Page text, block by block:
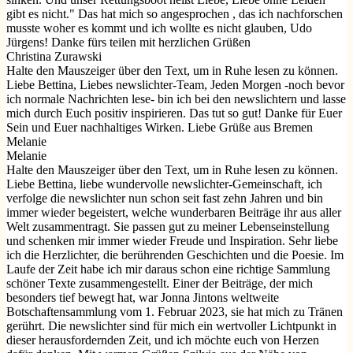
gibt es nicht." Das hat mich so angesprochen , das ich nachforschen
musste woher es kommt und ich wollte es nicht glauben, Udo
Jürgens! Danke fürs teilen mit herzlichen Grüßen
Christina Zurawski
Halte den Mauszeiger über den Text, um in Ruhe lesen zu können.
Liebe Bettina, Liebes newslichter-Team, Jeden Morgen -noch bevor
ich normale Nachrichten lese- bin ich bei den newslichtern und lasse
mich durch Euch positiv inspirieren. Das tut so gut! Danke für Euer
Sein und Euer nachhaltiges Wirken. Liebe Grüße aus Bremen
Melanie
Melanie
Halte den Mauszeiger über den Text, um in Ruhe lesen zu können.
Liebe Bettina, liebe wundervolle newslichter-Gemeinschaft, ich
verfolge die newslichter nun schon seit fast zehn Jahren und bin
immer wieder begeistert, welche wunderbaren Beiträge ihr aus aller
Welt zusammentragt. Sie passen gut zu meiner Lebenseinstellung
und schenken mir immer wieder Freude und Inspiration. Sehr liebe
ich die Herzlichter, die berührenden Geschichten und die Poesie. Im
Laufe der Zeit habe ich mir daraus schon eine richtige Sammlung
schöner Texte zusammengestellt. Einer der Beiträge, der mich
besonders tief bewegt hat, war Jonna Jintons weltweite
Botschaftensammlung vom 1. Februar 2023, sie hat mich zu Tränen
gerührt. Die newslichter sind für mich ein wertvoller Lichtpunkt in
dieser herausfordernden Zeit, und ich möchte euch von Herzen